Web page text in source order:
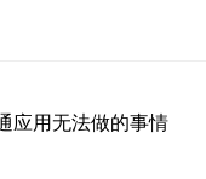
应用无法做的事情